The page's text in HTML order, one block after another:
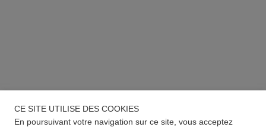
CE SITE UTILISE DES COOKIES
En poursuivant votre navigation sur ce site, vous acceptez